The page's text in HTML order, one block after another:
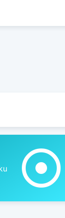
adjust